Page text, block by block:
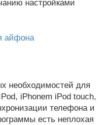
настройками
необходимостей для
iPhonem iPod touch,
телефона и
есть неплохая